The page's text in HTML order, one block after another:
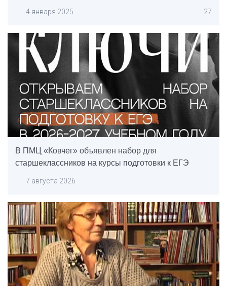
4 января 2025 27
В ПМЦ «Ковчег» объявлен набор для
старшеклассников на курсы подготовки к ЕГЭ
7 августа 2026